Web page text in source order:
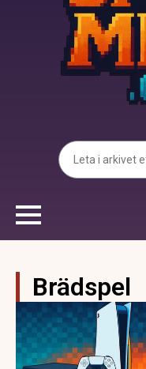
for:
Brädspel